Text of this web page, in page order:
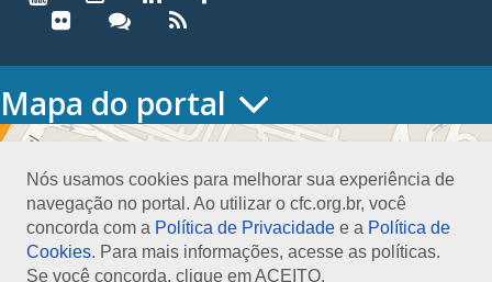
Nós usamos cookies para melhorar sua experiência de
navegação no portal. Ao utilizar o cfc.org.br, você
concorda com a Política de Privacidade e a Política de
Cookies. Para mais informações, acesse as políticas.
Se você concorda, clique em ACEITO.
Mapa do portal
HOME
Conselho Diretor
Nossa Sede
Planejamento
Organograma